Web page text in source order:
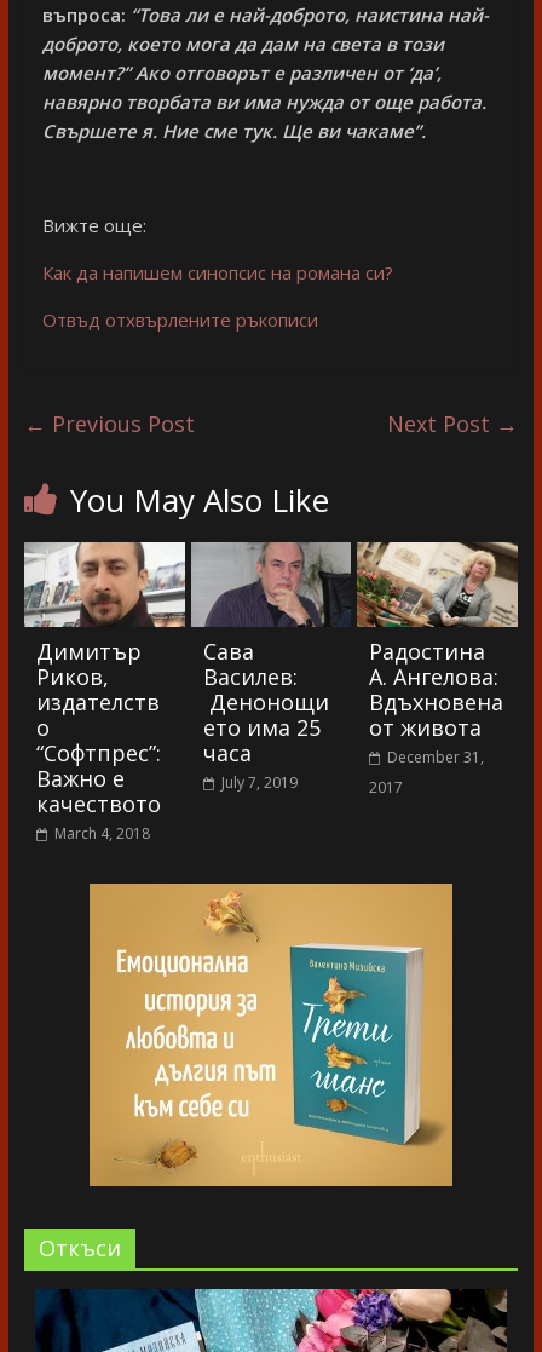
въпроса: “Това ли е най-доброто, наистина най-
доброто, което мога да дам на света в този
момент?” Ако отговорът е различен от ‘да’,
навярно творбата ви има нужда от още работа.
Свършете я. Ние сме тук. Ще ви чакаме”.
Вижте още:
Как да напишем синопсис на романа си?
Отвъд отхвърлените ръкописи
← Previous Post Next Post →
You May Also Like
Димитър
Риков,
издателств
о
“Софтпрес”:
Важно е
качеството
March 4, 2018
Сава
Василев:
Денонощи
ето има 25
часа
July 7, 2019
Радостина
А. Ангелова:
Вдъхновена
от живота
December 31,
2017
Oткъси